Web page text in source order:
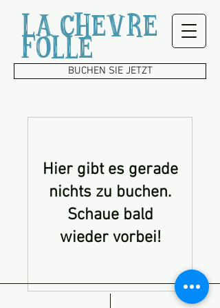
LA CHEVRE
FOLLE
BUCHEN SIE JETZT
Hier gibt es gerade
nichts zu buchen.
Schaue bald
wieder vorbei!